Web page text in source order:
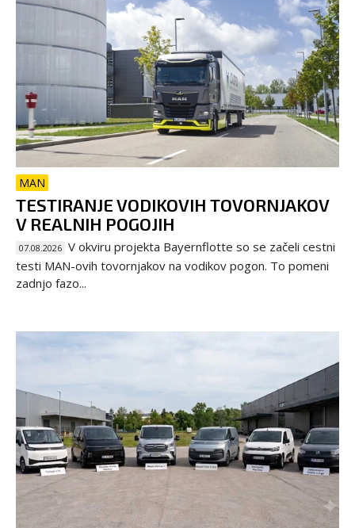
MAN
TESTIRANJE VODIKOVIH TOVORNJAKOV
V REALNIH POGOJIH
07.08.2026 V okviru projekta Bayernflotte so se začeli cestni
testi MAN-ovih tovornjakov na vodikov pogon. To pomeni
zadnjo fazo...